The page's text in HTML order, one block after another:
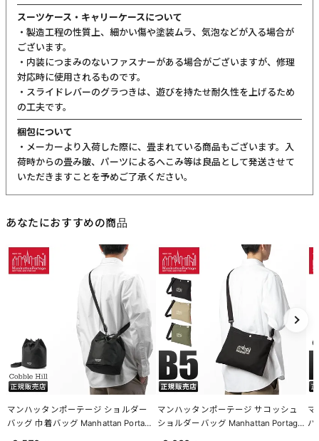
スーツケース・キャリーケースについて
・製造工程の性質上、細かい傷や塗装ムラ、気泡などが入る場合が
ございます。
・内装につまみのないファスナーがある場合がございますが、修理
対応時に使用されるものです。
・スライドレバーのグラつきは、遊びを持たせ耐久性を上げるため
の工夫です。
梱包について
・メーカーより入荷した際に、畳まれている商品もございます。入
荷時からの畳み皺、パーツによるへこみ等は良品として発送させて
いただきますことを予めご了承ください。
あなたにおすすめの商品
マンハッタンポーテージ ショルダー
バッグ 巾着バッグ Manhattan Portag
マンハッタンポーテージ サコッシュ
ショルダーバッグ Manhattan Portage
マ
バ